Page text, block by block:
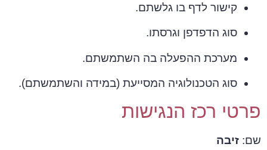
קישור לדף בו גלשתם.
סוג הדפדפן וגרסתו.
מערכת ההפעלה בה השתמשתם.
סוג הטכנולוגיה המסייעת (במידה והשתמשתם).
פרטי רכז הנגישות
שם: זיבה